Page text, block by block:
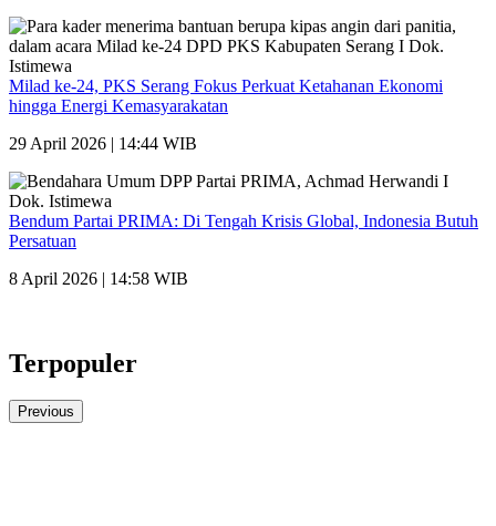
Milad ke-24, PKS Serang Fokus Perkuat Ketahanan Ekonomi
hingga Energi Kemasyarakatan
29 April 2026 | 14:44 WIB
Bendum Partai PRIMA: Di Tengah Krisis Global, Indonesia Butuh
Persatuan
8 April 2026 | 14:58 WIB
Terpopuler
Previous